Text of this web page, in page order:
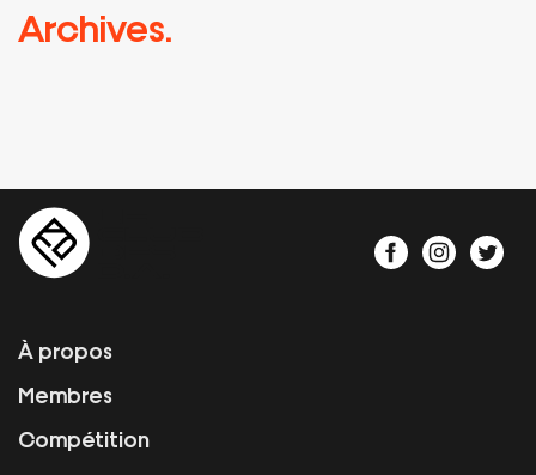
Archives.
À propos
Membres
Compétition